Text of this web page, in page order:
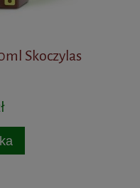
Skoczylas